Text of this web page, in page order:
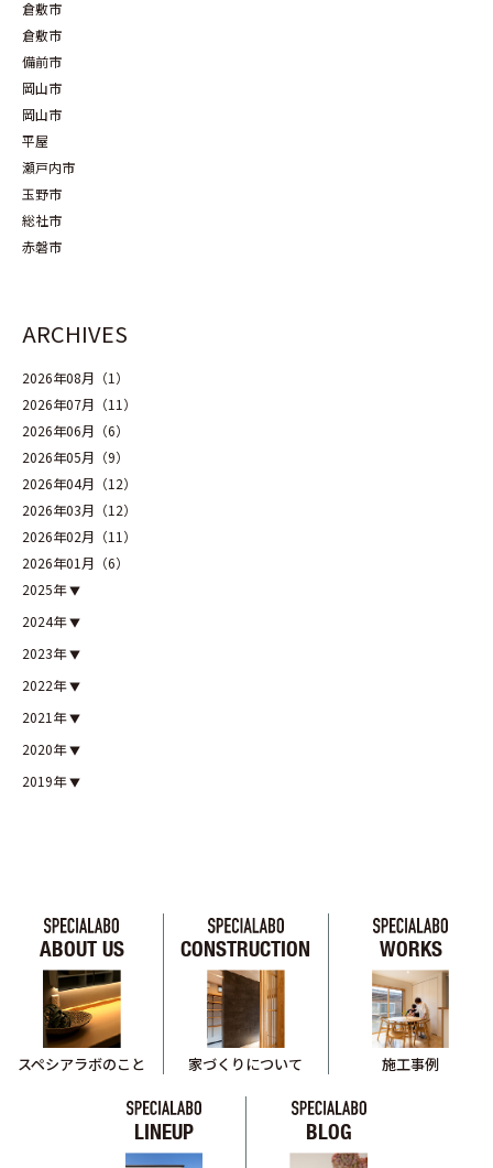
倉敷市
倉敷市
備前市
岡山市
岡山市
平屋
瀬戸内市
玉野市
総社市
赤磐市
ARCHIVES
2026年08月（1）
2026年07月（11）
2026年06月（6）
2026年05月（9）
2026年04月（12）
2026年03月（12）
2026年02月（11）
2026年01月（6）
2025年
2024年
2023年
2022年
2021年
2020年
2019年
ABOUT US
スペシアラボのこと
CONSTRUCTION
家づくりについて
WORKS
施工事例
LINEUP BLOG